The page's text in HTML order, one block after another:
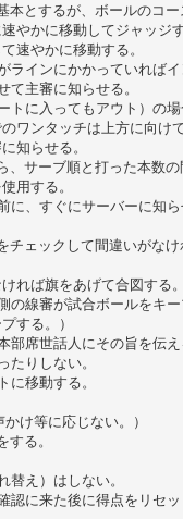
とするが、ボールのコー
やかに移動してジャッジす
速やかに移動する。
インにかかっていればイ
主審に知らせる。
に入ってもアウト）の場
ワンタッチは上方に向け
知らせる。
サーブ順と打った本数の
用する。
、すぐにサーバーに知ら
ェックして間違いがなけ
れば旗をあげて合図する。
線審が試合ボールをキー
する。）
席世話人にその旨を伝え
りしない。
移動する。
け等に応じない。）
る。
え）はしない。
に来た後に得点をリセッ